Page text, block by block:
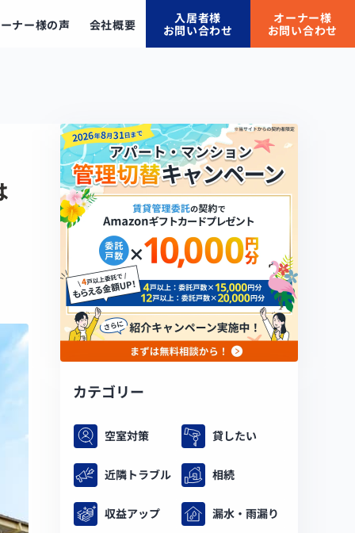
ナー様の声 会社概要
入居者様
お問い合わせ
オーナー様
お問い合わせ
カテゴリー
空室対策 貸したい
近隣トラブル 相続
収益アップ 漏水・雨漏り